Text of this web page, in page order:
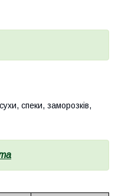
спеки, заморозків,